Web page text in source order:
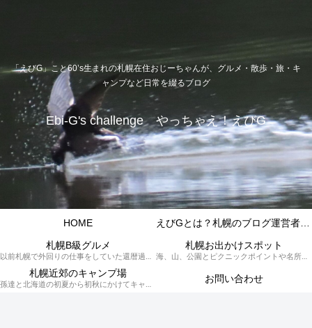
「えびG」こと60’s生まれの札幌在住おじーちゃんが、グルメ・散歩・旅・キ
ャンプなど日常を綴るブログ
Ebi-G's challenge やっちゃえ！えびG
HOME
札幌B級グルメ
以前札幌で外回りの仕事をしていた還暦過ぎブロガー「えびG」がランチ（サラリーマンランチ、サラメシ）を中心に、おそば、ラーメン、中華、日替わりランチを「札幌Bグルメ」と題してレポートしているブログカテゴリーのページです。現在は定年後の再雇用で札幌中とはいかなまでも会社の近くのすすきの界隈や家のある札幌市南区を中心に徘徊しております。
札幌お出かけスポット
海、山、公園とピクニックポイントや名所、旧跡などなど、、、、、札幌はもとより郊外の無理なく日帰りでいって帰ってこれるお出かけスポットを孫っち達（小学５、３年生、幼稚園年長さんの３人）とえびGがお出かけをして紹介しているページです。
札幌近郊のキャンプ場
孫達と北海道の初夏から初秋にかけてキャンプに出かけます。キャンプ場情報だったり料理だったり花火や遊びに虫取りとまさに「やっちゃえ！えびG」やりたい放題のブログです。 お問い合わせ